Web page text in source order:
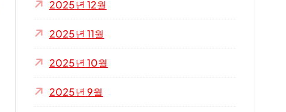
2025년 12월
2025년 11월
2025년 10월
2025년 9월